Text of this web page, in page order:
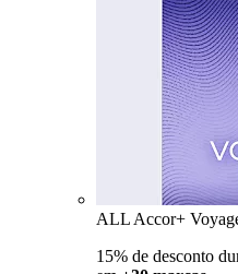
ALL Accor+
15% de desconto